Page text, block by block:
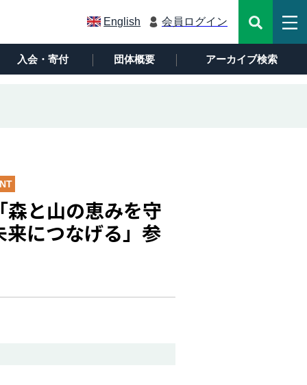
English 会員ログイン
入会・寄付 団体概要 アーカイブ検索
森と山の恵みを守
来につなげる」参